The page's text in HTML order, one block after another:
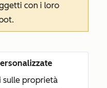
con i loro
sulle proprietà